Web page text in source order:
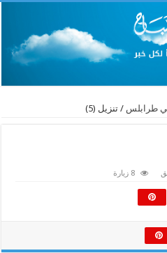
طرابلس / تنزيل (5)
8 زيارة